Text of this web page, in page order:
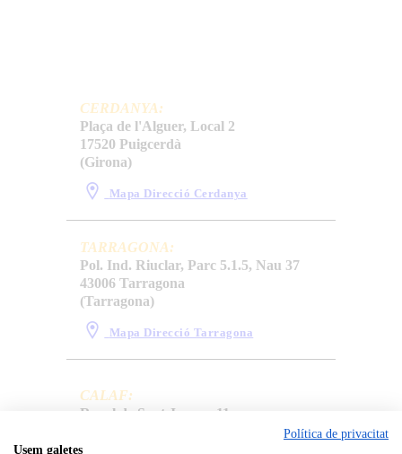
CERDANYA:
Plaça de l'Alguer, Local 2
17520 Puigcerdà
(Girona)
Mapa Direcció Cerdanya
TARRAGONA:
Pol. Ind. Riuclar, Parc 5.1.5, Nau 37
43006 Tarragona
(Tarragona)
Mapa Direcció Tarragona
CALAF:
Raval de Sant Jaume, 11
(Barcelona)
Política de privacitat
Usem galetes